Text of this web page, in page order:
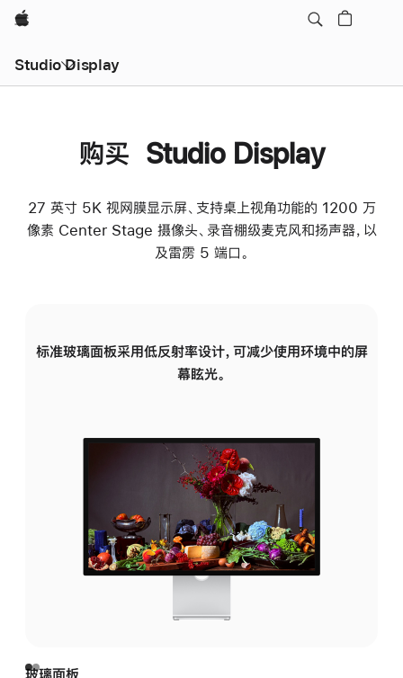
Apple
Studio Display
购买 Studio Display
27 英寸 5K 视网膜显示屏、支持桌上视角功能的 1200 万
像素 Center Stage 摄像头、录音棚级麦克风和扬声器，以
及雷雳 5 端口。
标准玻璃面板采用低反射率设计，可减少使用环境中的屏
幕眩光。
玻璃面板